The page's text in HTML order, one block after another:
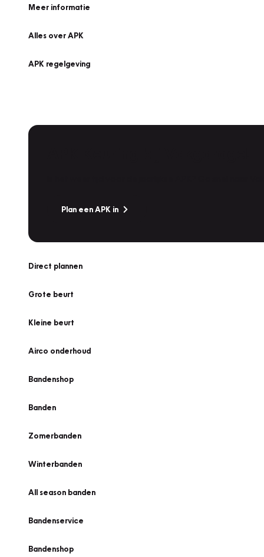
Meer informatie
Alles over APK
APK regelgeving
Plan een APK in
Direct plannen
Grote beurt
Kleine beurt
Airco onderhoud
Bandenshop
Banden
Zomerbanden
Winterbanden
All season banden
Bandenservice
Bandenshop